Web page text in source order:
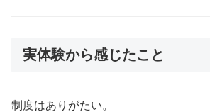
実体験から感じたこと
制度はありがたい。